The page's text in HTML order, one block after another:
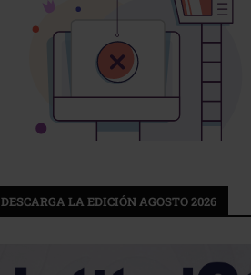
DESCARGA LA EDICIÓN AGOSTO 2026